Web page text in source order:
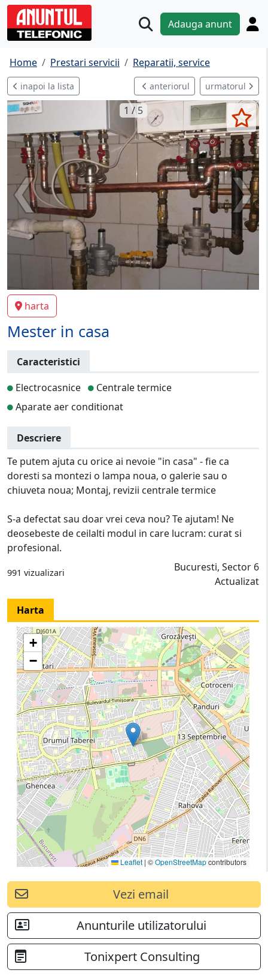
Adauga anunt
Home Prestari servicii Reparatii, service
inapoi la lista anteriorul urmatorul
1 / 5
harta
Mester in casa
Caracteristici
Electrocasnice
Centrale termice
Aparate aer conditionat
Descriere
Te putem ajuta cu orice ai nevoie "in casa" - fie ca
doresti sa montezi o lampa noua, o galerie sau o
chiuveta noua; Montaj, revizii centrale termice
S-a defectat sau doar vrei ceva nou? Te ajutam! Ne
deosebeste de ceilalti modul in care lucram: curat si
profesional.
991 vizualizari
Bucuresti, Sector 6
Actualizat
Harta
+
−
Leaflet | ©OpenStreetMapcontributors
Vezi email
Anunturile utilizatorului
Tonixpert Consulting